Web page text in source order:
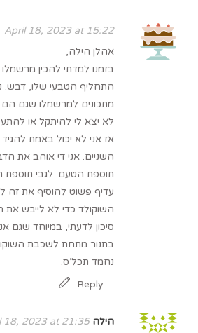
April 18, 2023 at 15:22
אהלן הילה,
בזמנו למדתי להכין מרשמלו
התחליף הטבעי שלו, דבש.
מתכונים למרשמלו שגם
לא יצא לי להיתקל או
אז אני לא יכול באמת
השניים. אני די אוהב את
תוספת הטעם. לגבי תוספת
עדיף פשוט להוסיף את זה
השוקולד כדי לא לייבש
סיכון לדעתי, במיוחד שגם
בתנור מתחת לשכבת
נחמד תכל’ס.
Reply
הילה 18, 2023 at 21:35